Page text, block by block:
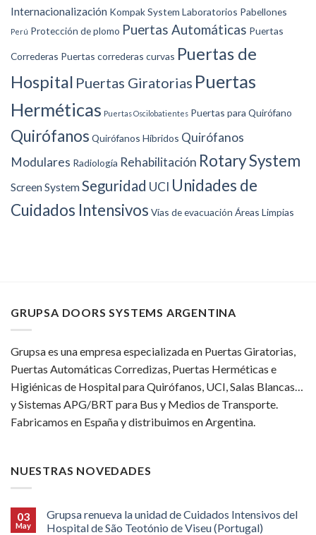
Internacionalización Kompak System Laboratorios Pabellones
Perú Protección de plomo Puertas Automáticas Puertas
Correderas Puertas correderas curvas Puertas de
Hospital Puertas Giratorias Puertas
Herméticas Puertas Oscilobatientes Puertas para Quirófano
Quirófanos Quirófanos Híbridos Quirófanos
Modulares Radiología Rehabilitación Rotary System
Screen SystemSeguridad UCI Unidades de
Cuidados Intensivos Vías de evacuación Áreas Limpias
GRUPSA DOORS SYSTEMS ARGENTINA
Grupsa es una empresa especializada en Puertas Giratorias,
Puertas Automáticas Corredizas, Puertas Herméticas e
Higiénicas de Hospital para Quirófanos, UCI, Salas Blancas…
y Sistemas APG/BRT para Bus y Medios de Transporte.
Fabricamos en España y distribuimos en Argentina.
NUESTRAS NOVEDADES
03
May
Grupsa renueva la unidad de Cuidados Intensivos del
Hospital de São Teotónio de Viseu (Portugal)